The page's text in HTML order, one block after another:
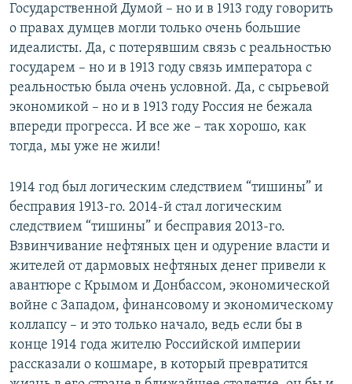
Государственной Думой – но и в 1913 году говорить
о правах думцев могли только очень большие
идеалисты. Да, с потерявшим связь с реальностью
государем – но и в 1913 году связь императора с
реальностью была очень условной. Да, с сырьевой
экономикой – но и в 1913 году Россия не бежала
впереди прогресса. И все же – так хорошо, как
тогда, мы уже не жили!
1914 год был логическим следствием “тишины” и
бесправия 1913-го. 2014-й стал логическим
следствием “тишины” и бесправия 2013-го.
Взвинчивание нефтяных цен и одурение власти и
жителей от дармовых нефтяных денег привели к
авантюре с Крымом и Донбассом, экономической
войне с Западом, финансовому и экономическому
коллапсу – и это только начало, ведь если бы в
конце 1914 года жителю Российской империи
рассказали о кошмаре, в который превратится